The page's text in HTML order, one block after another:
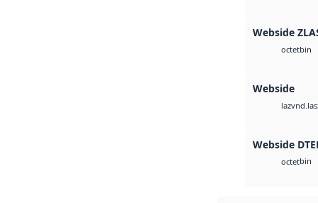
Webside
octetbin
Webside
laz
Webside
octetbin